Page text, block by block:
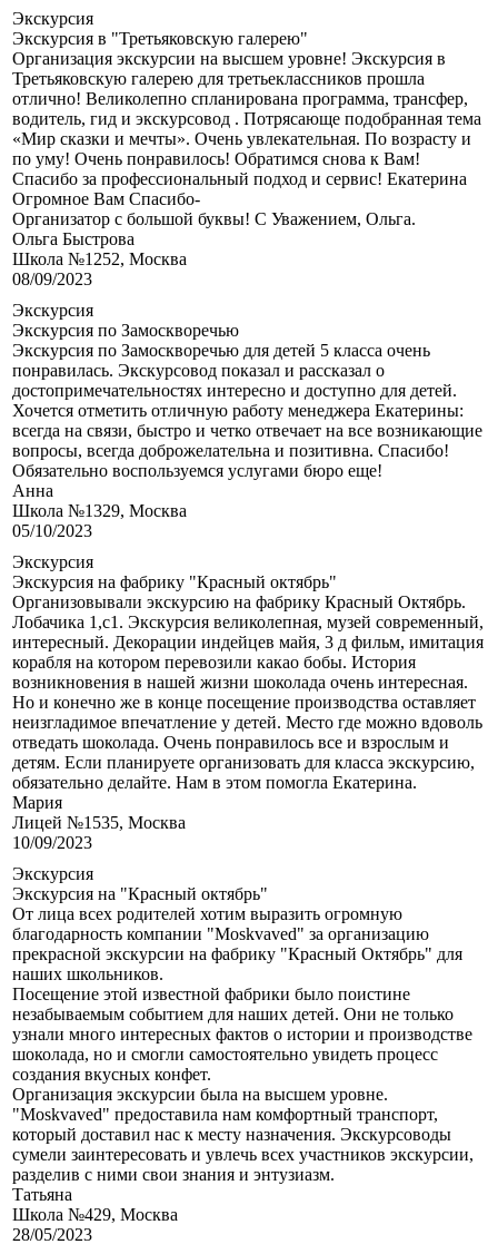
Экскурсия
Экскурсия в "Третьяковскую галерею"
Организация экскурсии на высшем уровне! Экскурсия в
Третьяковскую галерею для третьеклассников прошла
отлично! Великолепно спланирована программа, трансфер,
водитель, гид и экскурсовод . Потрясающе подобранная тема
«Мир сказки и мечты». Очень увлекательная. По возрасту и
по уму! Очень понравилось! Обратимся снова к Вам!
Спасибо за профессиональный подход и сервис! Екатерина
Огромное Вам Спасибо-
Организатор с большой буквы! С Уважением, Ольга.
Ольга Быстрова
Школа №1252, Москва
08/09/2023
Экскурсия
Экскурсия по Замоскворечью
Экскурсия по Замоскворечью для детей 5 класса очень
понравилась. Экскурсовод показал и рассказал о
достопримечательностях интересно и доступно для детей.
Хочется отметить отличную работу менеджера Екатерины:
всегда на связи, быстро и четко отвечает на все возникающие
вопросы, всегда доброжелательна и позитивна. Спасибо!
Обязательно воспользуемся услугами бюро еще!
Анна
Школа №1329, Москва
05/10/2023
Экскурсия
Экскурсия на фабрику "Красный октябрь"
Организовывали экскурсию на фабрику Красный Октябрь.
Лобачика 1,с1. Экскурсия великолепная, музей современный,
интересный. Декорации индейцев майя, 3 д фильм, имитация
корабля на котором перевозили какао бобы. История
возникновения в нашей жизни шоколада очень интересная.
Но и конечно же в конце посещение производства оставляет
неизгладимое впечатление у детей. Место где можно вдоволь
отведать шоколада. Очень понравилось все и взрослым и
детям. Если планируете организовать для класса экскурсию,
обязательно делайте. Нам в этом помогла Екатерина.
Мария
Лицей №1535, Москва
10/09/2023
Экскурсия
Экскурсия на "Красный октябрь"
От лица всех родителей хотим выразить огромную
благодарность компании "Moskvaved" за организацию
прекрасной экскурсии на фабрику "Красный Октябрь" для
наших школьников.
Посещение этой известной фабрики было поистине
незабываемым событием для наших детей. Они не только
узнали много интересных фактов о истории и производстве
шоколада, но и смогли самостоятельно увидеть процесс
создания вкусных конфет.
Организация экскурсии была на высшем уровне.
"Moskvaved" предоставила нам комфортный транспорт,
который доставил нас к месту назначения. Экскурсоводы
сумели заинтересовать и увлечь всех участников экскурсии,
разделив с ними свои знания и энтузиазм.
Татьяна
Школа №429, Москва
28/05/2023